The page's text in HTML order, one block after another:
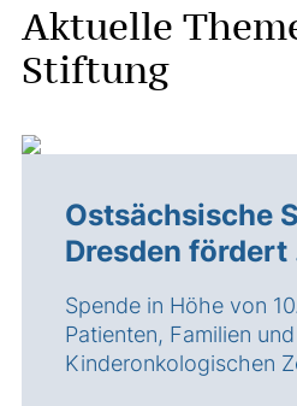
Aktuelle
Stiftung
Ostsächsische
Dresden fördert
Spende in Höhe von
Patienten, Familien
Kinderonkologischen